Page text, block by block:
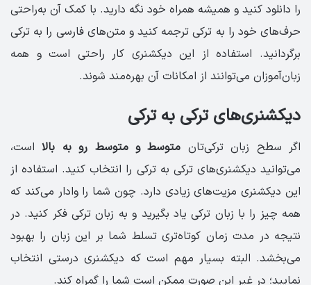
را دانلود کنید و همیشه همراه خود نگه دارید. با کمک آن به‌راحتی
حرف‌های خود را به ترکی ترجمه کنید و متن‌های فارسی را به ترکی
برگردانید. استفاده از این دیکشنری کار راحتی‌ است و همه
زبان‌آموزان می‌توانند از امکانات آن بهره‌مند شوند.
دیکشنری‌های ترکی به ترکی
اگر سطح زبان ترکی‌تان متوسط و متوسط رو به بالا است،
می‌توانید دیکشنری‌های ترکی به ترکی را انتخاب کنید. استفاده از
این دیکشنری مزیت‌های زیادی دارد. چون شما را وادار می‌کند که
همه چیز را با زبان ترکی یاد بگیرید و به زبان ترکی فکر کنید. در‌
نتیجه در مدت زمان کوتاه‌‌تری تسلط شما بر این زبان را بهبود
می‌بخشد. البته بسیار مهم است که دیکشنری درستی انتخاب
نمایید؛ در‌ غیر‌ این صورت ممکن است شما را گمراه کند.